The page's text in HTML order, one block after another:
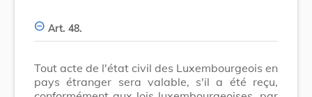
Art. 48.
Tout acte de l'état civil des Luxembourgeois en
pays étranger sera valable, s'il a été reçu,